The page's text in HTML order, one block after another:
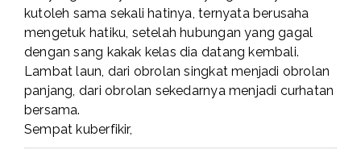
kutoleh sama sekali hatinya, ternyata berusaha
mengetuk hatiku, setelah hubungan yang gagal
dengan sang kakak kelas dia datang kembali.
Lambat laun, dari obrolan singkat menjadi obrolan
panjang, dari obrolan sekedarnya menjadi curhatan
bersama.
Sempat kuberfikir,